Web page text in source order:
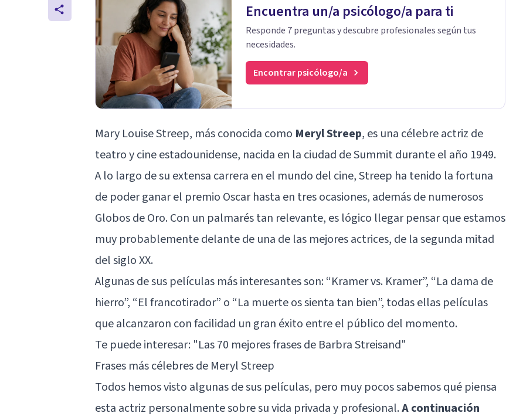
Encuentra un/a psicólogo/a para ti
Responde 7 preguntas y descubre profesionales según tus
necesidades.
Encontrar psicólogo/a
Mary Louise Streep, más conocida como Meryl Streep, es una célebre actriz de
teatro y cine estadounidense, nacida en la ciudad de Summit durante el año 1949.
A lo largo de su extensa carrera en el mundo del cine, Streep ha tenido la fortuna
de poder ganar el premio Oscar hasta en tres ocasiones, además de numerosos
Globos de Oro. Con un palmarés tan relevante, es lógico llegar pensar que estamos
muy probablemente delante de una de las mejores actrices, de la segunda mitad
del siglo XX.
Algunas de sus películas más interesantes son: “Kramer vs. Kramer”, “La dama de
hierro”, “El francotirador” o “La muerte os sienta tan bien”, todas ellas películas
que alcanzaron con facilidad un gran éxito entre el público del momento.
Te puede interesar: "Las 70 mejores frases de Barbra Streisand"
Frases más célebres de Meryl Streep
Todos hemos visto algunas de sus películas, pero muy pocos sabemos qué piensa
esta actriz personalmente sobre su vida privada y profesional.A continuación